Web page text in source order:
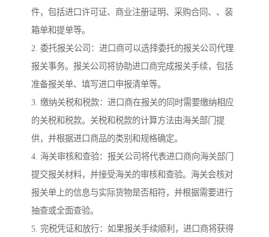
件，包括进口许可证、商业注册证明、采购合同、、装
箱单和提单等。
2. 委托报关公司：进口商可以选择委托的报关公司代理
报关事务。报关公司将协助进口商完成报关手续，包括
准备报关单、填写进口申报清单等。
3. 缴纳关税和税款：进口商在报关的同时需要缴纳相应
的关税和税款。关税和税款的计算方法由海关部门提
供，并根据进口商品的类别和规格确定。
4. 海关审核和查验：报关公司将代表进口商向海关部门
提交报关材料，并接受海关的审核和查验。海关会核对
报关单上的信息与实际货物是否相符，并根据需要进行
抽查或全面查验。
5. 完税凭证和放行：如果报关手续顺利，进口商将获得